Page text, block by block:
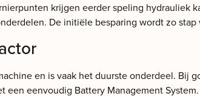
krijgen eerder speling hydrauliek
De initiële besparing wordt zo
en is vaak het duurste onderdeel.
een eenvoudig Battery Management System.